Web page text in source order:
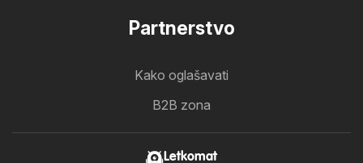
Partnerstvo
Kako oglašavati
B2B zona
Letkomat